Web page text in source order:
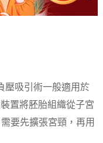
壓吸引術一般適用於
置將胚胎組織從子宮
要先擴張宮頸，再用